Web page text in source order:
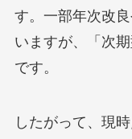
す。一部年次改
いますが、「次
です。
したがって、現